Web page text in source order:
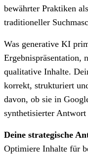
bewährter Praktiken
traditioneller
Was generative KI
Ergebnispräsentation,
qualitative Inhalte.
korrekt, strukturiert
davon, ob sie in
synthetisierter Antwort
Deine strategische
Optimiere Inhalte für